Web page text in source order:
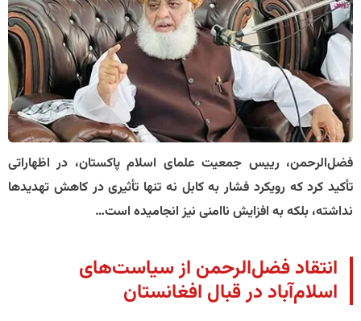
فضل‌الرحمن، رییس جمعیت علمای اسلام پاکستان، در اظهاراتی
تأکید کرد که رویکرد فشار به کابل نه تنها تأثیری در کاهش تهدیدها
نداشته، بلکه به افزایش ناامنی نیز انجامیده است…
انتقاد فضل‌الرحمن از سیاست‌های
اسلام‌آباد در قبال افغانستان